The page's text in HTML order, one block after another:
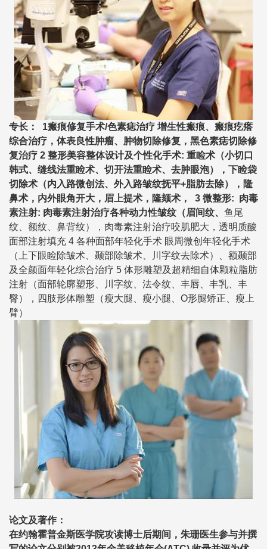
专长： 1瘢痕修复手术/色素痣治疗 增生性瘢痕、瘢痕疙瘩
综合治疗，体表良性肿瘤、肿物切除修复，黑色素痣切除修
复治疗 2 整形美容整体设计及个性化手术: 重睑术（小切口
韩式、缝线法重睑术、切开法重睑术、去肿眼泡），下睑袋
切除术（内入路微创法、外入路皱纹抚平+脂肪去除），隆
鼻术，内外眼角开大，眉上提术，隆颏术， 3 微整形: 肉毒
素注射: 肉毒素注射治疗各种动力性皱纹（眉间纹、 鱼尾
纹 、额纹、鼻背纹），肉毒素注射治疗咬肌肥大，透明质酸
面部注射填充 4 各种面部年轻化手术 眼周微创年轻化手术
（上下眼睑除皱术、颞部除皱术、川字纹去除术）、额颞部
及全颜面年轻化综合治疗 5 体形雕塑及超精细自体颗粒脂肪
注射（面部轮廓塑形、
川字纹 、法令纹、丰唇、丰乳、丰
臀），四肢形体雕塑（瘦大腿、 瘦小腿 、O形腿矫正、瘦上
臂）
论文及著作：
在约翰霍普金斯医学院攻读博士后期间，朱珊医生参与并撰